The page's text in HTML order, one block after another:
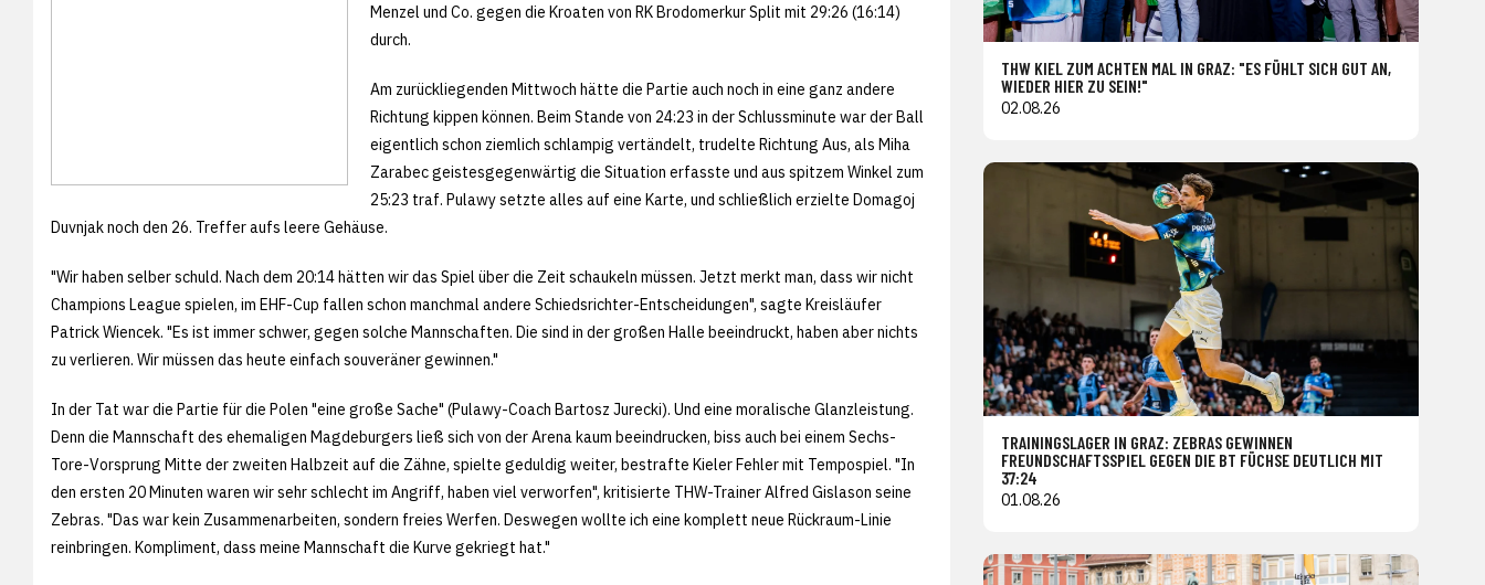
Menzel und Co. gegen die Kroaten von RK Brodomerkur Split mit 29:26 (16:14)
durch.
Am zurückliegenden Mittwoch hätte die Partie auch noch in eine ganz andere
Richtung kippen können. Beim Stande von 24:23 in der Schlussminute war der Ball
eigentlich schon ziemlich schlampig vertändelt, trudelte Richtung Aus, als Miha
Zarabec geistesgegenwärtig die Situation erfasste und aus spitzem Winkel zum
25:23 traf. Pulawy setzte alles auf eine Karte, und schließlich erzielte Domagoj
Duvnjak noch den 26. Treffer aufs leere Gehäuse.
"Wir haben selber schuld. Nach dem 20:14 hätten wir das Spiel über die Zeit schaukeln müssen. Jetzt merkt man, dass wir nicht
Champions League spielen, im EHF-Cup fallen schon manchmal andere Schiedsrichter-Entscheidungen", sagte Kreisläufer
Patrick Wiencek. "Es ist immer schwer, gegen solche Mannschaften. Die sind in der großen Halle beeindruckt, haben aber nichts
zu verlieren. Wir müssen das heute einfach souveräner gewinnen."
In der Tat war die Partie für die Polen "eine große Sache" (Pulawy-Coach Bartosz Jurecki). Und eine moralische Glanzleistung.
Denn die Mannschaft des ehemaligen Magdeburgers ließ sich von der Arena kaum beeindrucken, biss auch bei einem Sechs-
Tore-Vorsprung Mitte der zweiten Halbzeit auf die Zähne, spielte geduldig weiter, bestrafte Kieler Fehler mit Tempospiel. "In
den ersten 20 Minuten waren wir sehr schlecht im Angriff, haben viel verworfen", kritisierte THW-Trainer Alfred Gislason seine
Zebras. "Das war kein Zusammenarbeiten, sondern freies Werfen. Deswegen wollte ich eine komplett neue Rückraum-Linie
reinbringen. Kompliment, dass meine Mannschaft die Kurve gekriegt hat."
THW KIEL ZUM ACHTEN MAL IN GRAZ: "ES FÜHLT SICH GUT AN,
WIEDER HIER ZU SEIN!"
02.08.26
TRAININGSLAGER IN GRAZ: ZEBRAS GEWINNEN
FREUNDSCHAFTSSPIEL GEGEN DIE BT FÜCHSE DEUTLICH MIT
37:24
01.08.26